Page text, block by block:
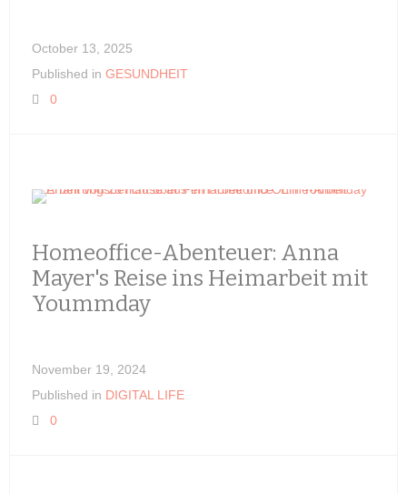
October 13, 2025
Published in GESUNDHEIT
0
Homeoffice-Abenteuer: Anna
Mayer's Reise ins Heimarbeit mit
Yoummday
November 19, 2024
Published in DIGITAL LIFE
0